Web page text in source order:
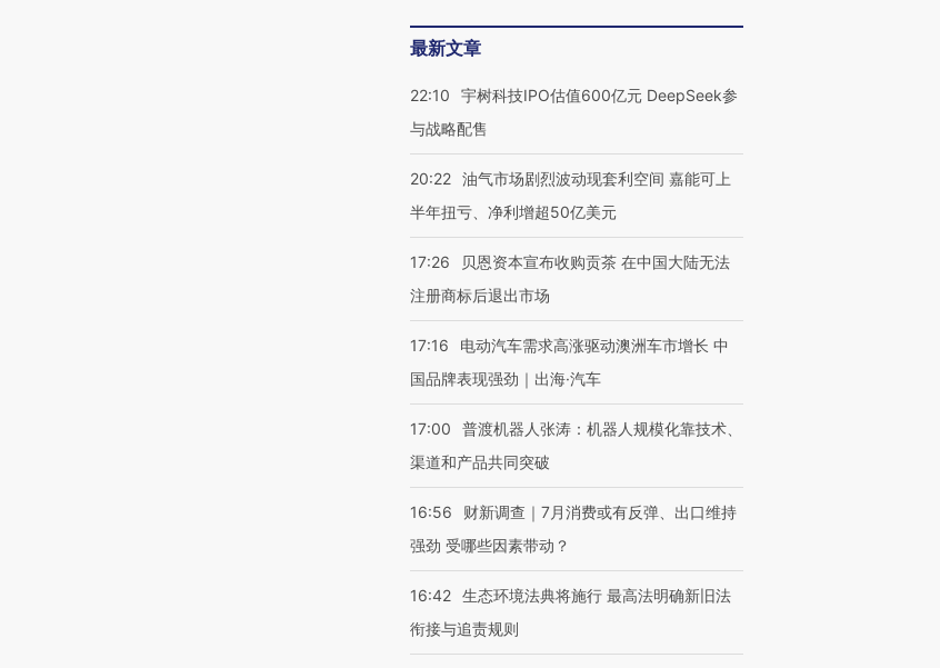
最新文章
22:10
宇树科技IPO估值600亿元 DeepSeek参
与战略配售
20:22 油气市场剧烈波动现套利空间 嘉能可上
半年扭亏、净利增超50亿美元
17:26
贝恩资本宣布收购贡茶 在中国大陆无法
注册商标后退出市场
17:16
电动汽车需求高涨驱动澳洲车市增长 中
国品牌表现强劲｜出海·汽车
17:00
普渡机器人张涛：机器人规模化靠技术、
渠道和产品共同突破
16:56
财新调查｜7月消费或有反弹、出口维持
强劲 受哪些因素带动？
16:42 生态环境法典将施行 最高法明确新旧法
衔接与追责规则